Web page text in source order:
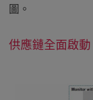
圖。
供應鏈全面啟